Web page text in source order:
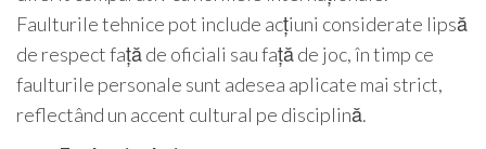
Faulturile tehnice pot include acțiuni considerate lipsă
de respect față de oficiali sau față de joc, în timp ce
faulturile personale sunt adesea aplicate mai strict,
reflectând un accent cultural pe disciplină.